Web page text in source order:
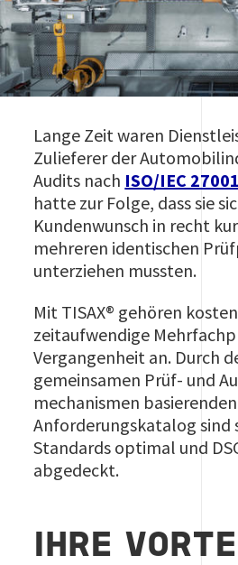
Lange Zeit waren
Zulieferer der
Audits nach ISO/IEC 27001
hatte zur Folge, dass sie
Kundenwunsch in recht
mehreren identischen
unterziehen mussten.
Mit TISAX® gehören
zeitaufwendige
Vergangenheit an. Durch
gemeinsamen Prüf- und
mechanismen basierenden
Anforderungskatalog sind
Standards optimal und
abgedeckt.
IHRE